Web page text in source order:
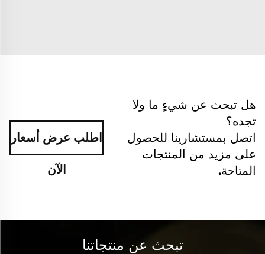
هل تبحث عن شيءٍ ما ولا
تجده؟
اتصل بمستشارينا للحصول
على مزيد من المنتجات
المتاحة.
اطلب عرض أسعار
الآن
تبحث عن منتجاتنا